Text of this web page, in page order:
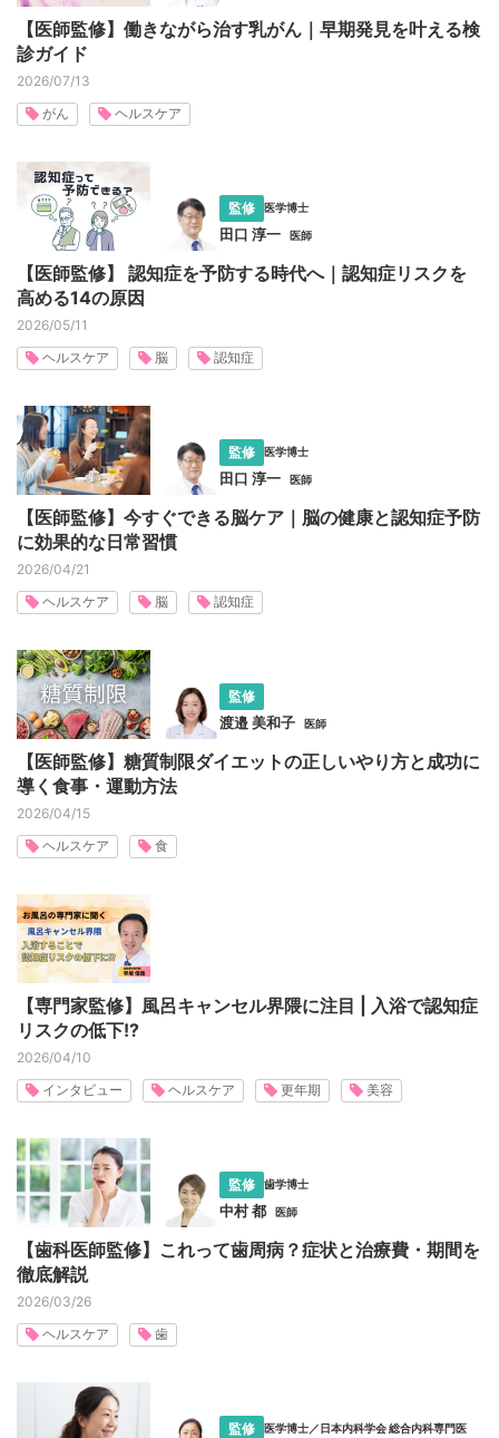
【医師監修】働きながら治す乳がん｜早期発見を叶える検
診ガイド
2026/07/13
がん
ヘルスケア
【医師監修】 認知症を予防する時代へ｜認知症リスクを
高める14の原因
監修 医学博士
田口 淳一 医師
2026/05/11
ヘルスケア
脳 認知症
【医師監修】今すぐできる脳ケア｜脳の健康と認知症予防
に効果的な日常習慣
監修 医学博士
田口 淳一 医師
2026/04/21
ヘルスケア
脳 認知症
【医師監修】糖質制限ダイエットの正しいやり方と成功に
導く食事・運動方法
監修
渡邉 美和子 医師
2026/04/15
ヘルスケア
食
【専門家監修】風呂キャンセル界隈に注目 | 入浴で認知症
リスクの低下!?
2026/04/10
インタビュー
ヘルスケア 更年期 美容
【歯科医師監修】これって歯周病？症状と治療費・期間を
徹底解説
監修 歯学博士
中村 都 医師
2026/03/26
ヘルスケア
歯
監修 医学博士／日本内科学会 総合内科専門医